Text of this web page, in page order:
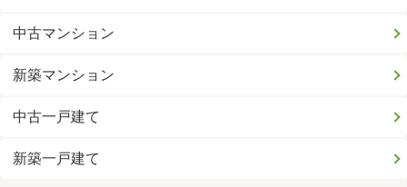
中古マンション
新築マンション
中古一戸建て
新築一戸建て